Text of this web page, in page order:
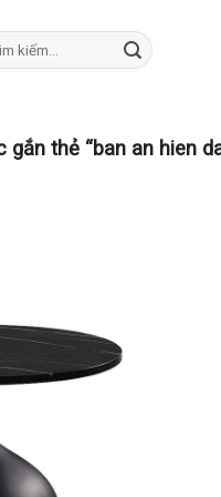
gắn thẻ “ban an hien